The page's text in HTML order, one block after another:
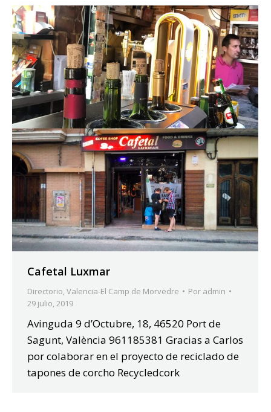
Cafetal Luxmar
Directorio,Valencia-El Camp de Morvedre Por admin
29 julio, 2019
Avinguda 9 d’Octubre, 18, 46520 Port de
Sagunt, València 961185381 Gracias a Carlos
por colaborar en el proyecto de reciclado de
tapones de corcho Recycledcork